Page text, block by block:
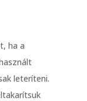
ha a
leteríteni.